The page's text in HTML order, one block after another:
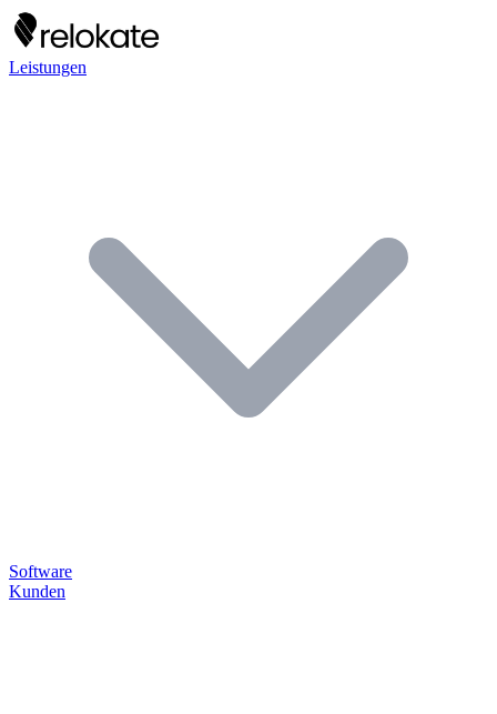
Leistungen
Software
Kunden